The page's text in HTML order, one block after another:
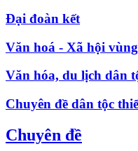
Đại đoàn kết
Văn hoá - Xã hội
Văn hóa, du lịch dân
Chuyên đề dân tộc
Chuyên đề